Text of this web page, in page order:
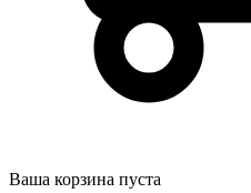
Ваша корзина пуста